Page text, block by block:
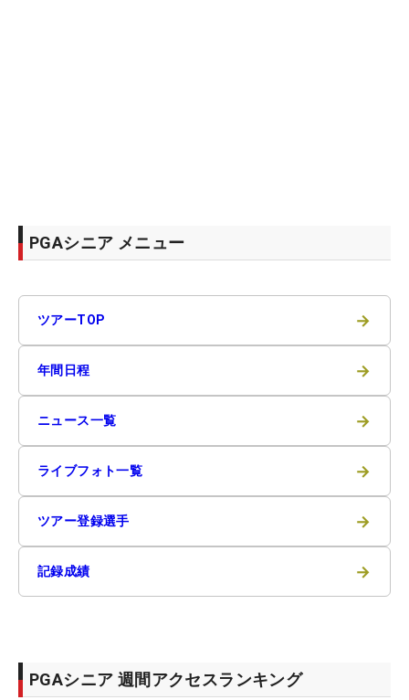
PGAシニア メニュー
ツアーTOP →
年間日程 →
ニュース一覧 →
ライブフォト一覧 →
ツアー登録選手 →
記録成績 →
PGAシニア 週間アクセスランキング